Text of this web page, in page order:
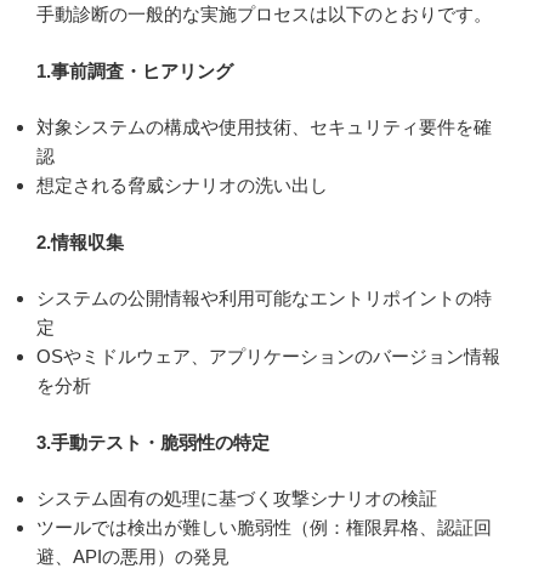
手動診断の一般的な実施プロセスは以下のとおりです。
1.事前調査・ヒアリング
対象システムの構成や使用技術、セキュリティ要件を確
認
想定される脅威シナリオの洗い出し
2.情報収集
システムの公開情報や利用可能なエントリポイントの特
定
OSやミドルウェア、アプリケーションのバージョン情報
を分析
3.手動テスト・脆弱性の特定
システム固有の処理に基づく攻撃シナリオの検証
ツールでは検出が難しい脆弱性（例：権限昇格、認証回
避、APIの悪用）の発見